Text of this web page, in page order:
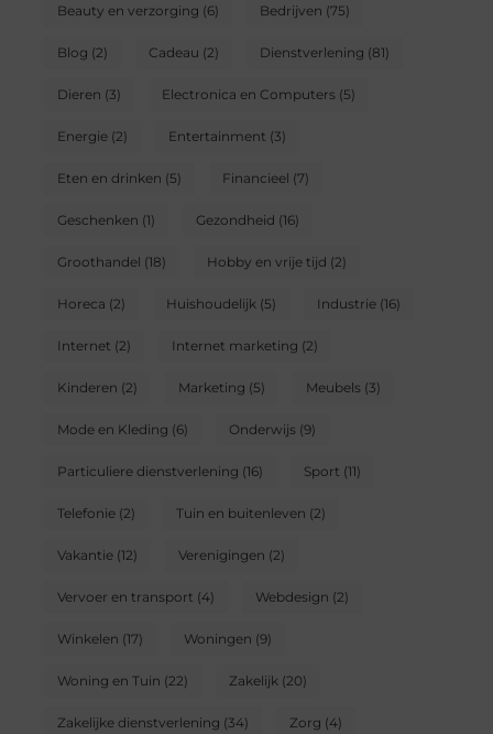
Beauty en verzorging (6) Bedrijven (75)
Blog (2) Cadeau (2) Dienstverlening (81)
Dieren (3) Electronica en Computers(5)
Energie(2) Entertainment (3)
Eten en drinken (5) Financieel (7)
Geschenken (1) Gezondheid (16)
Groothandel (18) Hobby en vrije tijd (2)
Horeca (2) Huishoudelijk (5) Industrie(16)
Internet (2) Internet marketing (2)
Kinderen (2) Marketing (5) Meubels(3)
Mode en Kleding (6) Onderwijs(9)
Particuliere dienstverlening (16) Sport (11)
Telefonie(2) Tuin en buitenleven (2)
Vakantie(12) Verenigingen (2)
Vervoer en transport (4) Webdesign (2)
Winkelen (17) Woningen (9)
Woning en Tuin (22) Zakelijk (20)
Zakelijke dienstverlening (34) Zorg (4)